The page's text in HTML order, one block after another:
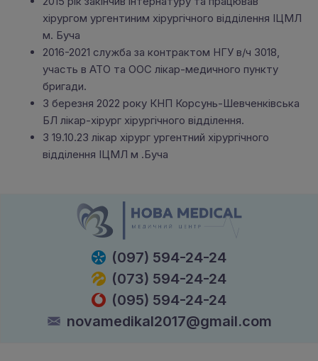
хірургом ургентиним хірургічного відділення ІЦМЛ
м. Буча
2016-2021 служба за контрактом НГУ в/ч 3018,
участь в АТО та ООС лікар-медичного пункту
бригади.
З березня 2022 року КНП Корсунь-Шевченківська
БЛ лікар-хірург хірургічного відділення.
З 19.10.23 лікар хірург ургентний хірургічного
відділення ІЦМЛ м .Буча
(097) 594-24-24
(073) 594-24-24
(095) 594-24-24
novamedikal2017@gmail.com